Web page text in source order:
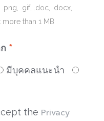
.png, .gif, .doc, .docx,
than 1 MB
*
มีบุคคลแนะนำ
the Privacy